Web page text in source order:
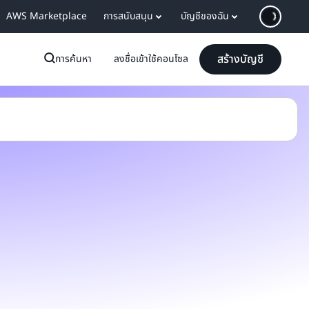
AWS Marketplace การสนับสนุน บัญชีของฉัน
การค้นหา ลงชื่อเข้าใช้คอนโซล สร้างบัญชี